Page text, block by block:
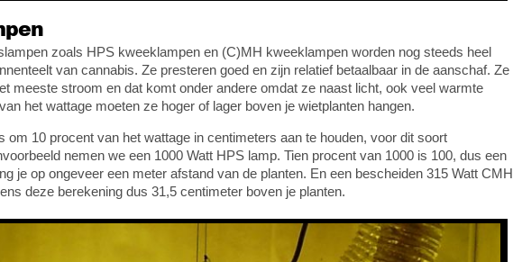
zoals HPS kweeklampen en (C)MH kweeklampen worden nog steeds heel
van cannabis. Ze presteren goed en zijn relatief betaalbaar in de aanschaf. Ze
meeste stroom en dat komt onder andere omdat ze naast licht, ook veel warmte
het wattage moeten ze hoger of lager boven je wietplanten hangen.
om 10 procent van het wattage in centimeters aan te houden, voor dit soort
nemen we een 1000 Watt HPS lamp. Tien procent van 1000 is 100, dus een
je op ongeveer een meter afstand van de planten. En een bescheiden 315 Watt CMH
deze berekening dus 31,5 centimeter boven je planten.